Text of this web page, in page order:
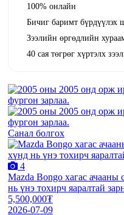
100% онлайн
Бичиг баримт бүрдүүлэх
Зээлийн өргөдлийн
40 сая төгрөг хүртэлх
Санал болгох
4
Mazda Bongo хагас ачааны
нь үнэ тохирч яаралтай
5,500,000₮
2026-07-09